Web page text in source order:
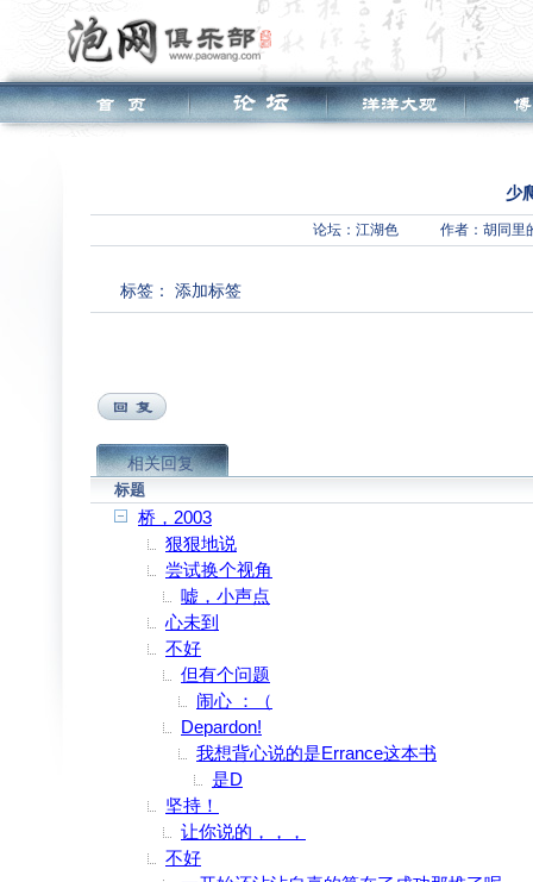
少
论坛： 江湖色 作者：胡同里
标签： 添加标签
相关回复
标题
桥，2003
狠狠地说
尝试换个视角
嘘，小声点
心未到
不好
但有个问题
闹心 ：（
Depardon!
我想背心说的是Errance这本书
是D
坚持！
让你说的，，，
不好